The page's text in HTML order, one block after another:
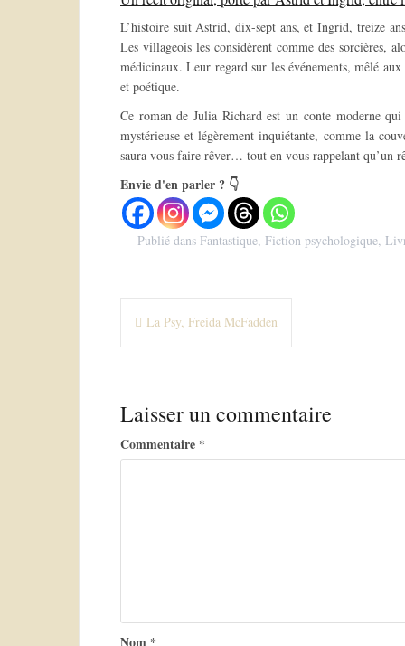
L’histoire suit Astrid, dix-sept ans, et Ingrid, treize
Les villageois les considèrent comme des sorcières,
médicinaux. Leur regard sur les événements, mêlé
et poétique.
Ce roman de Julia Richard est un conte moderne
mystérieuse et légèrement inquiétante, comme la
saura vous faire rêver… tout en vous rappelant qu’un
Envie d'en parler ? 👇
Publié dans Fantastique, Fiction psychologique,
N
i
g
d
La Psy, Freida McFadden
Laisser un commentaire
Commentaire *